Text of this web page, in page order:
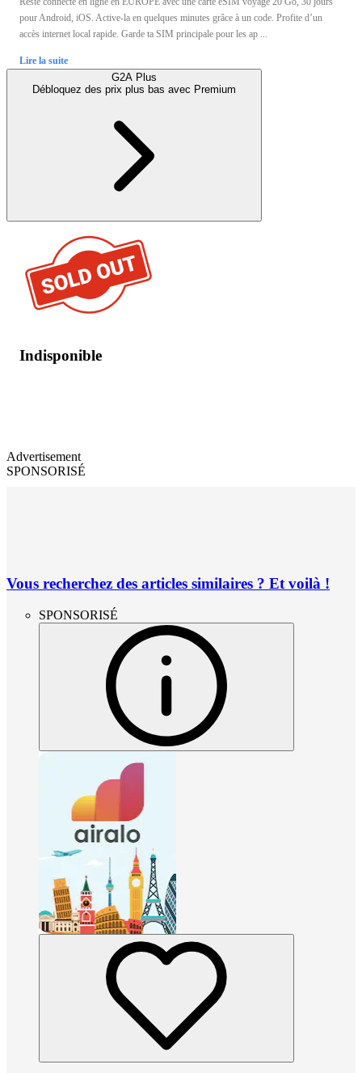
pour Android, iOS. Active-la en quelques minutes grâce à un code. Profite d’un
accès internet local rapide. Garde ta SIM principale pour les ap ...
Lire la suite
G2A Plus
Débloquez des prix plus bas avec Premium
Indisponible
Advertisement
SPONSORISÉ
Vous recherchez des articles similaires ? Et voilà !
SPONSORISÉ